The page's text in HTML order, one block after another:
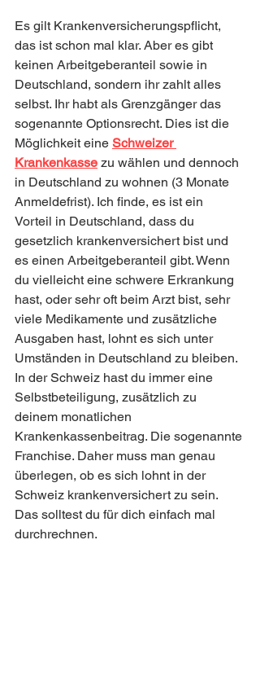
Es gilt Krankenversicherungspflicht,
das ist schon mal klar. Aber es gibt
keinen Arbeitgeberanteil sowie in
Deutschland, sondern ihr zahlt alles
selbst. Ihr habt als Grenzgänger das
sogenannte Optionsrecht. Dies ist die
Möglichkeit eine Schweizer
Krankenkasse zu wählen und dennoch
in Deutschland zu wohnen (3 Monate
Anmeldefrist). Ich finde, es ist ein
Vorteil in Deutschland, dass du
gesetzlich krankenversichert bist und
es einen Arbeitgeberanteil gibt. Wenn
du vielleicht eine schwere Erkrankung
hast, oder sehr oft beim Arzt bist, sehr
viele Medikamente und zusätzliche
Ausgaben hast, lohnt es sich unter
Umständen in Deutschland zu bleiben.
In der Schweiz hast du immer eine
Selbstbeteiligung, zusätzlich zu
deinem monatlichen
Krankenkassenbeitrag. Die sogenannte
Franchise. Daher muss man genau
überlegen, ob es sich lohnt in der
Schweiz krankenversichert zu sein.
Das solltest du für dich einfach mal
durchrechnen.